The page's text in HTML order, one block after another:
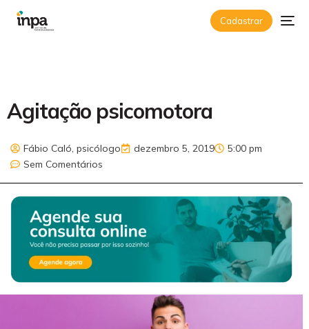
Cadastrar
Agitação psicomotora
Fábio Caló, psicólogo dezembro 5, 2019
5:00 pm
Sem Comentários